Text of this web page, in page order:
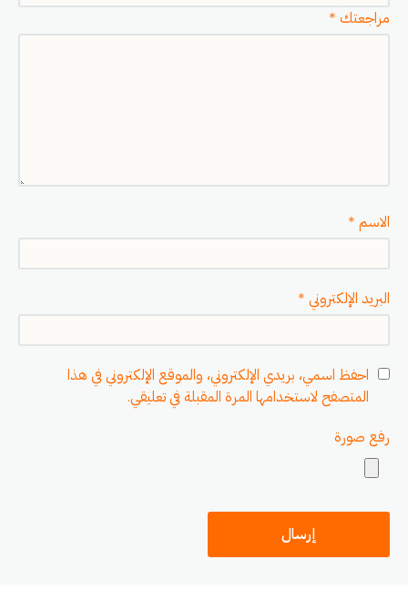
مراجعتك *
الاسم *
البريد الإلكتروني *
احفظ اسمي، بريدي الإلكتروني، والموقع الإلكتروني في هذا
المتصفح لاستخدامها المرة المقبلة في تعليقي.
رفع صورة